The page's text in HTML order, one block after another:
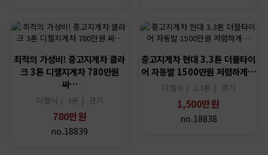
최적의 가성비! 중고지게차 클라
크 3톤 디젤지게차 780만원
싸…
디젤식 | 3톤 | 경기
780만원
no.18839
중고지게차 현대 3.3톤 더블타이
어 자동발 1500만원 저렴하게…
디젤식 | 3.3톤 | 경기
1,500만원
no.18838